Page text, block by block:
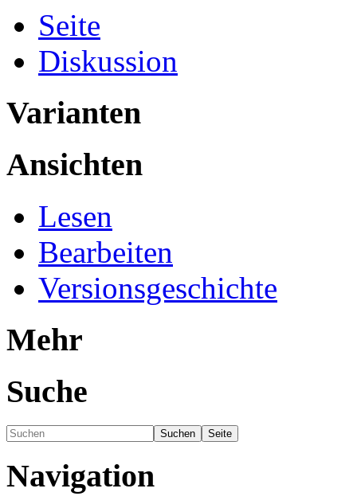
Seite
Diskussion
Varianten
Ansichten
Lesen
Bearbeiten
Versionsgeschichte
Mehr
Suche
Navigation